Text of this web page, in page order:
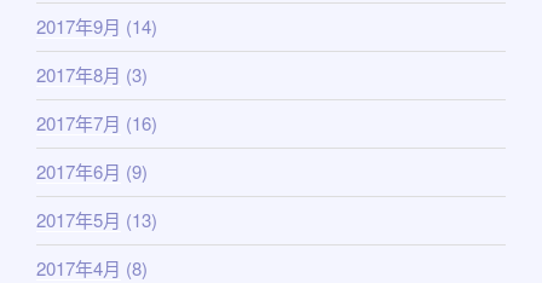
2017年9月 (14)
2017年8月 (3)
2017年7月 (16)
2017年6月 (9)
2017年5月 (13)
2017年4月 (8)